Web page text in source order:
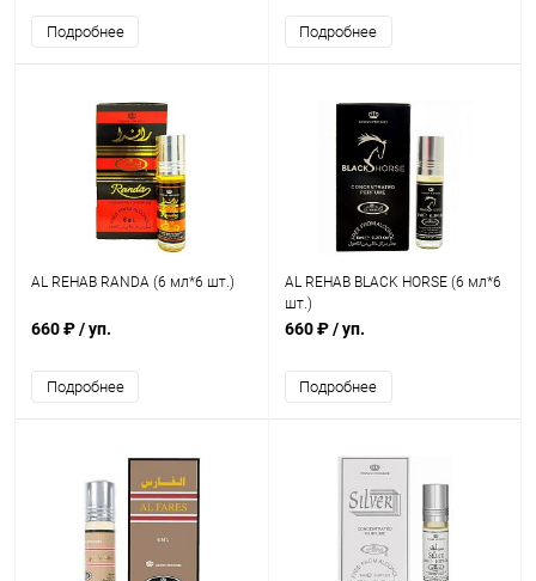
Подробнее Подробнее
AL REHAB RANDA (6 мл*6 шт.)
660 ₽/ уп.
Подробнее
AL REHAB BLACK HORSE (6 мл*6
шт.)
660 ₽/ уп.
Подробнее